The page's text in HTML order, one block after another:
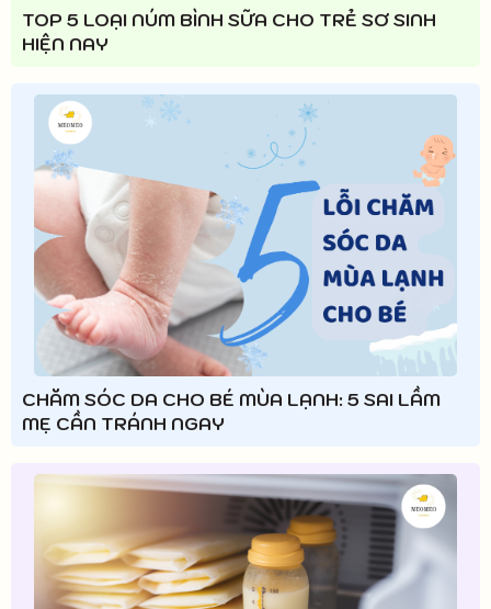
TOP 5 LOẠI NÚM BÌNH SỮA CHO TRẺ SƠ SINH
HIỆN NAY
CHĂM SÓC DA CHO BÉ MÙA LẠNH: 5 SAI LẦM
MẸ CẦN TRÁNH NGAY